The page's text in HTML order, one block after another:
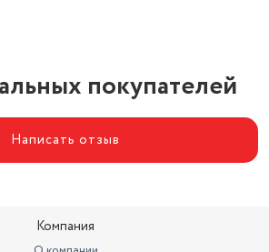
покупателей
Написать отзыв
Компания